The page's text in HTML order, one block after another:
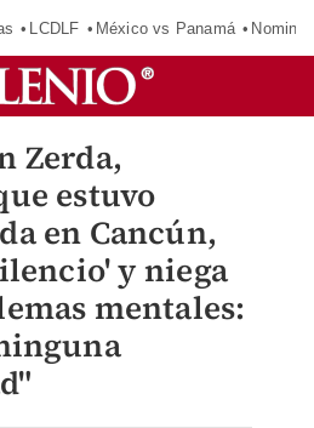
LCDLF México vs Panamá
Zerda,
estuvo
en Cancún,
y niega
mentales: